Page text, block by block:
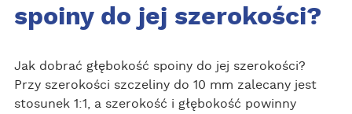
spoiny do jej szerokości?
Jak dobrać głębokość spoiny do jej szerokości?
Przy szerokości szczeliny do 10 mm zalecany jest
stosunek 1:1, a szerokość i głębokość powinny